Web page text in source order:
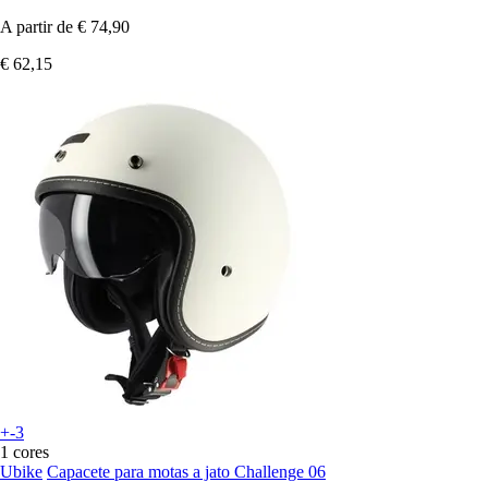
A partir de € 74,90
€ 62,15
+-3
1 cores
Ubike Capacete para motas a jato Challenge 06